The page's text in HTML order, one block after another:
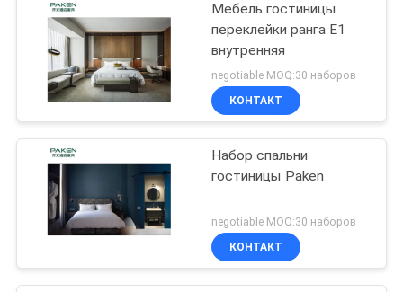
Мебель гостиницы
переклейки ранга E1
внутренняя
negotiable MOQ:30 наборов
КОНТАКТ
Набор спальни
гостиницы Paken
negotiable MOQ:30 наборов
КОНТАКТ